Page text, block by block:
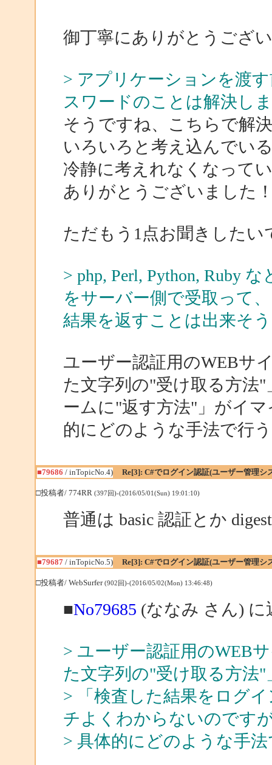
御丁寧にありがとうござ
> アプリケーションを渡
スワードのことは解決し
そうですね、こちらで解
いろいろと考え込んでい
冷静に考えれなくなって
ありがとうございました
ただもう1点お聞きしたい
> php, Perl, Python, Ruby
をサーバー側で受取って
結果を返すことは出来そ
ユーザー認証用のWEBサ
た文字列の"受け取る方法
ームに"返す方法"」がイ
的にどのような手法で行
■79686 / inTopicNo.4) Re[3]: C#でログイン認証(ユーザー管理シ
□投稿者/ 774RR (397回)-(2016/05/01(Sun) 19:01:10)
普通は basic 認証とか
■79687/ inTopicNo.5) Re[3]: C#でログイン認証(ユーザー管理シ
□投稿者/ WebSurfer(902回)-(2016/05/02(Mon) 13:46:48)
■No79685 (ななみ さん) に
> ユーザー認証用のWEB
た文字列の"受け取る方法"
> 「検査した結果をログ
チよくわからないのです
> 具体的にどのような手